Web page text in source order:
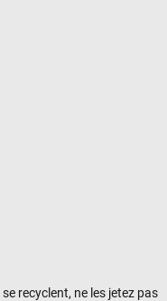
recyclent, ne les jetez pas